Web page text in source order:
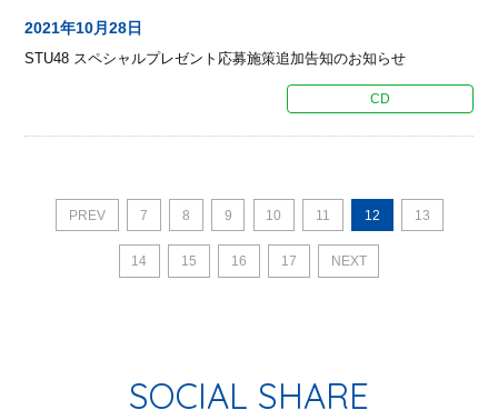
2021年10月28日
STU48 スペシャルプレゼント応募施策追加告知のお知らせ
CD
PREV 7 8 9 10 11 12 13
14 15 16 17 NEXT
SOCIAL SHARE